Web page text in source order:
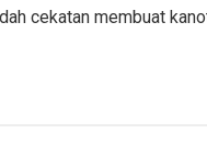
cekatan membuat